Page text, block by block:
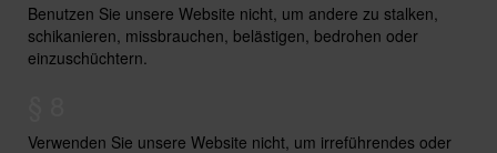
Benutzen Sie unsere Website nicht, um andere zu stalken,
schikanieren, missbrauchen, belästigen, bedrohen oder
einzuschüchtern.
Verwenden Sie unsere Website nicht, um irreführendes oder